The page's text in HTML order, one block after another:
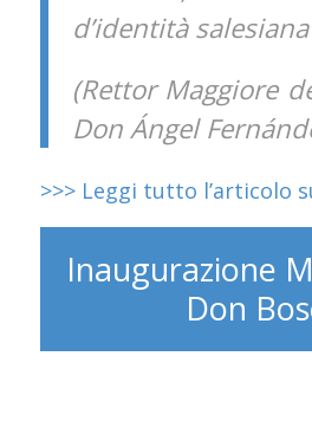
d’identità
(Rettor Maggiore
Don Ángel
>>> Leggi tutto l’articolo
Inaugurazione
Don